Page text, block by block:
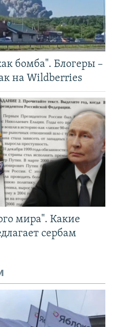
бомба". Блогеры –
на Wildberries
мира". Какие
сербам